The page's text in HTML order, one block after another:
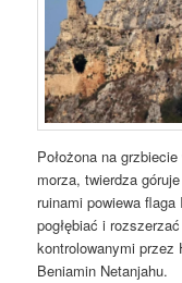
Położona na
morza, twierdza
ruinami powiewa
pogłębiać i
kontrolowanymi przez
Beniamin Netanjahu.